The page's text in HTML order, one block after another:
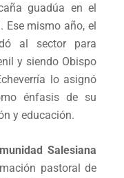
guadúa en el
Ese mismo año, el
al sector para
y siendo Obispo
lo asignó
énfasis de su
y educación.
Salesiana
pastoral de